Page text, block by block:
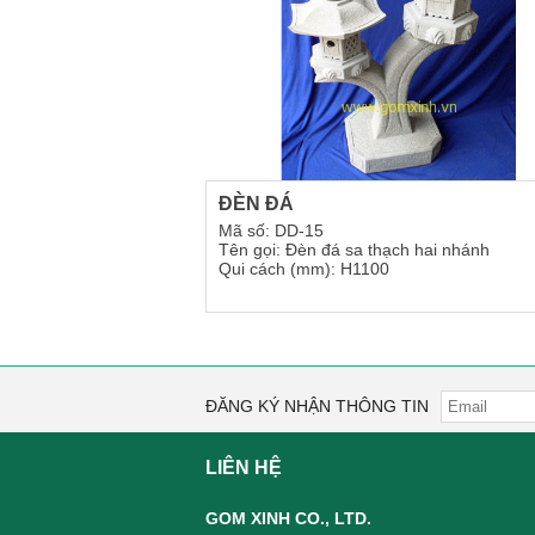
ĐÈN ĐÁ
Mã số: DD-15
Tên gọi: Đèn đá sa thạch hai nhánh
Qui cách (mm): H1100
ĐĂNG KÝ NHẬN THÔNG TIN
LIÊN HỆ
GOM XINH CO., LTD.